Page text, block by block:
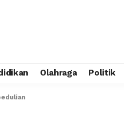
Olahraga Politik